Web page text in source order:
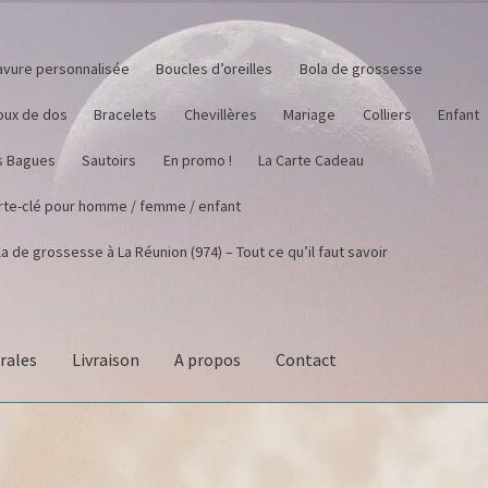
personnalisée Boucles d’oreilles Bola de grossesse
de dos Bracelets Chevillères Mariage Colliers Enfant
Bagues Sautoirs En promo ! La Carte Cadeau
clé pour homme / femme / enfant
de grossesse à La Réunion (974) – Tout ce qu’il faut savoir
Livraison A propos Contact